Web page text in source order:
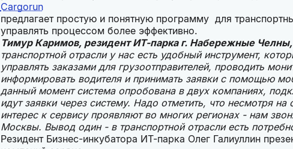
Cargorun
предлагает простую и понятную программу для
управлять процессом более эффективно.
Тимур Каримов, резидент ИТ-парка г. Набережные
транспортной отрасли у нас есть удобный инструмент,
управлять заказами для грузоотправителей, проводить
информировать водителя и принимать заявки с помощью
данный момент система опробована в двух компаниях,
идут заявки через систему. Надо отметить, что несмотря
интерес к сервису проявляют во многих регионах - нам
Москвы. Вывод один - в транспортной отрасли есть
Резидент Бизнес-инкубатора ИТ-парка Олег Галиуллин